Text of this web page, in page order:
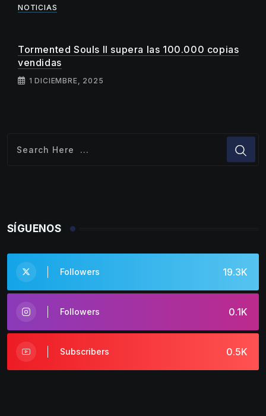
NOTICIAS
Tormented Souls II supera las 100.000 copias
vendidas
1 DICIEMBRE, 2025
SÍGUENOS
19.3K
Followers
0.1K
Followers
0.5K
Subscribers